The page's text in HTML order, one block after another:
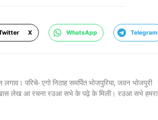
X WhatsApp Telegram
परिचे- एगो निठाह समर्पित भोजपुरिया, जवन भोजपुरी
खास लेख आ रचना रउआ सभे के पढ़े के मिली। रउआ सभे हमरा